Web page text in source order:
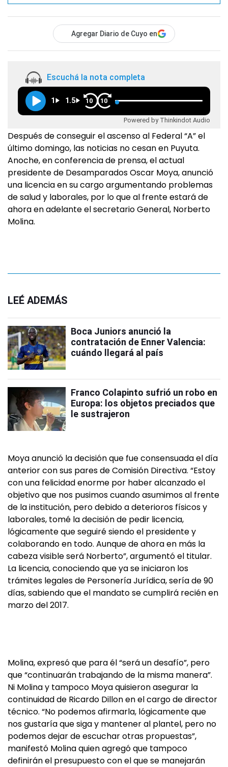
Agregar Diario de Cuyo en
Escuchá la nota completa
1 1.5 10 10
Powered by Thinkindot Audio
Después de conseguir el ascenso al Federal “A” el
último domingo, las noticias no cesan en Puyuta.
Anoche, en conferencia de prensa, el actual
presidente de Desamparados Oscar Moya, anunció
una licencia en su cargo argumentando problemas
de salud y laborales, por lo que al frente estará de
ahora en adelante el secretario General, Norberto
Molina.
LEÉ ADEMÁS
Boca Juniors anunció la
contratación de Enner Valencia:
cuándo llegará al país
Franco Colapinto sufrió un robo en
Europa: los objetos preciados que
le sustrajeron
Moya anunció la decisión que fue consensuada el día
anterior con sus pares de Comisión Directiva. “Estoy
con una felicidad enorme por haber alcanzado el
objetivo que nos pusimos cuando asumimos al frente
de la institución, pero debido a deterioros físicos y
laborales, tomé la decisión de pedir licencia,
lógicamente que seguiré siendo el presidente y
colaborando en todo. Aunque de ahora en más la
cabeza visible será Norberto”, argumentó el titular.
La licencia, conociendo que ya se iniciaron los
trámites legales de Personería Jurídica, sería de 90
días, sabiendo que el mandato se cumplirá recién en
marzo del 2017.
Molina, expresó que para él “será un desafío”, pero
que “continuarán trabajando de la misma manera”.
Ni Molina y tampoco Moya quisieron asegurar la
continuidad de Ricardo Dillon en el cargo de director
técnico. “No podemos afirmarla, lógicamente que
nos gustaría que siga y mantener al plantel, pero no
podemos dejar de escuchar otras propuestas”,
manifestó Molina quien agregó que tampoco
definirán el presupuesto con el que se manejarán